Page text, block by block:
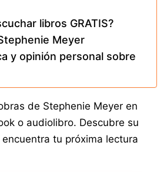
libros GRATIS?
Meyer
y opinión personal sobre
de Stephenie Meyer en
o audiolibro. Descubre su
tu próxima lectura